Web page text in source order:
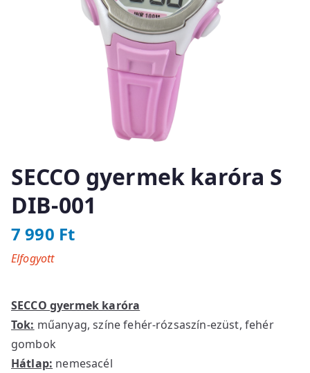
SECCO gyermek karóra S
DIB-001
7 990 Ft
SECCO gyermek karóra
Tok: műanyag, színe fehér-rózsaszín-ezüst, fehér
gombok
Hátlap: nemesacél
Elfogyott